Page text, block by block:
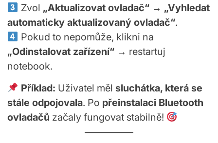
Zvol „Aktualizovat ovladač“→ „Vyhledat
automaticky aktualizovaný ovladač“.
Pokud to nepomůže, klikni na
„Odinstalovat zařízení“ → restartuj
notebook.
Příklad: Uživatel měl sluchátka, která se
stále odpojovala. Po přeinstalaci Bluetooth
ovladačů začaly fungovat stabilně!